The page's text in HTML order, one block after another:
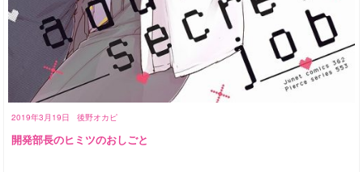
2019年3月19日 後野オカピ
開発部長のヒミツのおしごと